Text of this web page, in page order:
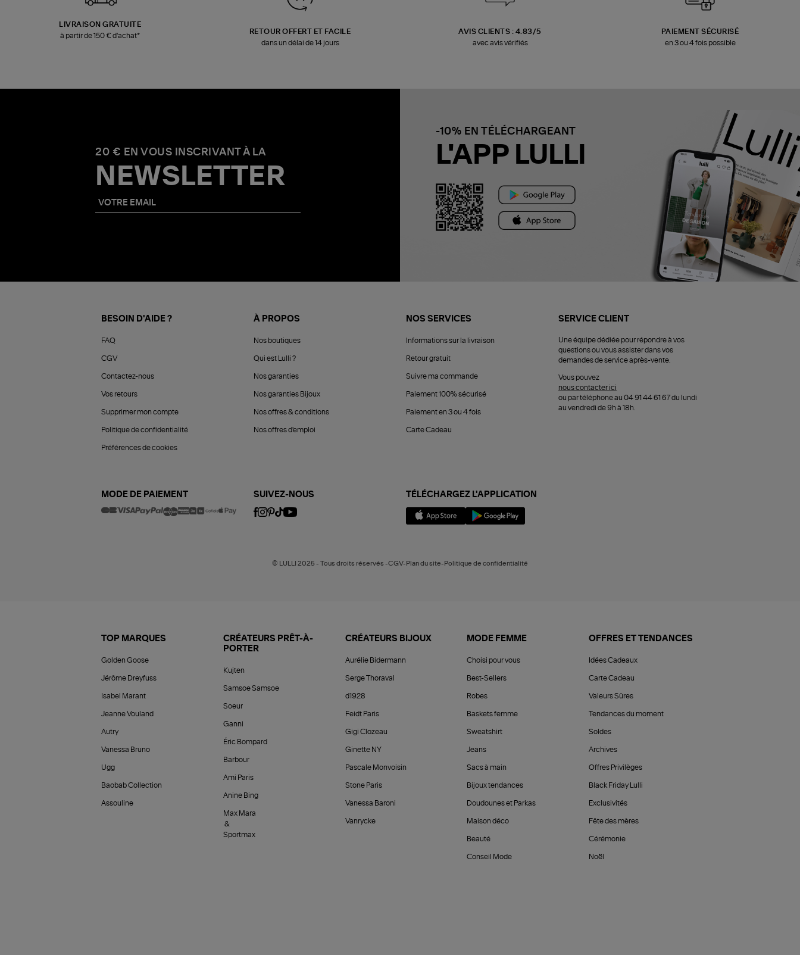
LIVRAISON GRATUITE
à partir de 150 € d'achat*
RETOUR OFFERT ET FACILE
dans un délai de 14 jours
AVIS CLIENTS : 4.83/5
avec avis vérifiés
PAIEMENT SÉCURISÉ
en 3 ou 4 fois possible
20 € EN VOUS INSCRIVANT À LA
NEWSLETTER
-10% EN TÉLÉCHARGEANT
L'APP LULLI
BESOIN D'AIDE ?
FAQ
CGV
Contactez-nous
Vos retours
Supprimer mon compte
Politique de confidentialité
Préférences de cookies
À PROPOS
Nos boutiques
Qui est Lulli ?
Nos garanties
Nos garanties Bijoux
Nos offres & conditions
Nos offres d'emploi
NOS SERVICES
Informations sur la livraison
Retour gratuit
Suivre ma commande
Paiement 100% sécurisé
Paiement en 3 ou 4 fois
Carte Cadeau
SERVICE CLIENT
Une équipe dédiée pour répondre à vos
questions ou vous assister dans vos
demandes de service après-vente.
Vous pouvez
nous contacter ici
ou par téléphone au 04 91 44 61 67 du lundi
au vendredi de 9h à 18h.
MODE DE PAIEMENT SUIVEZ-NOUS TÉLÉCHARGEZ L'APPLICATION
© LULLI 2025 - Tous droits réservés -CGV-Plan du site-Politique de confidentialité
TOP MARQUES
Golden Goose
Jérôme Dreyfuss
Isabel Marant
Jeanne Vouland
Autry
Vanessa Bruno
Ugg
Baobab Collection
Assouline
CRÉATEURS PRÊT-À-
PORTER
Kujten
Samsoe Samsoe
Soeur
Ganni
Éric Bompard
Barbour
Ami Paris
Anine Bing
Max Mara
&
Sportmax
CRÉATEURS BIJOUX
Aurélie Bidermann
Serge Thoraval
d1928
Feidt Paris
Gigi Clozeau
Ginette NY
Pascale Monvoisin
Stone Paris
Vanessa Baroni
Vanrycke
MODE FEMME
Choisi pour vous
Best-Sellers
Robes
Baskets femme
Sweatshirt
Jeans
Sacs à main
Bijoux tendances
Doudounes et Parkas
Maison déco
Beauté
Conseil Mode
OFFRES ET TENDANCES
Idées Cadeaux
Carte Cadeau
Valeurs Sûres
Tendances du moment
Soldes
Archives
Offres Privilèges
Black Friday Lulli
Exclusivités
Fête des mères
Cérémonie
Noël